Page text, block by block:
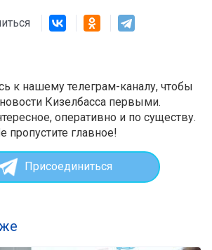
к нашему телеграм-каналу, чтобы
Кизелбасса первыми.
оперативно и по существу.
пропустите главное!
Присоединиться